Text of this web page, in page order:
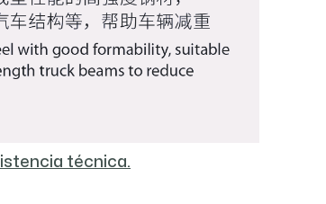
técnica.